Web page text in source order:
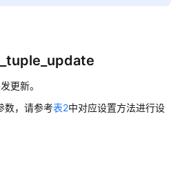
更新。
数，请参考表2中对应设置方法进行设